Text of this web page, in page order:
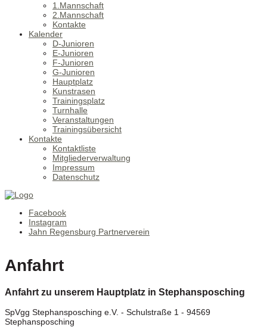
1.Mannschaft
2.Mannschaft
Kontakte
Kalender
D-Junioren
E-Junioren
F-Junioren
G-Junioren
Hauptplatz
Kunstrasen
Trainingsplatz
Turnhalle
Veranstaltungen
Trainingsübersicht
Kontakte
Kontaktliste
Mitgliederverwaltung
Impressum
Datenschutz
Facebook
Instagram
Jahn Regensburg Partnerverein
Anfahrt
Anfahrt zu unserem Hauptplatz in Stephansposching
SpVgg Stephansposching e.V. - Schulstraße 1 - 94569
Stephansposching